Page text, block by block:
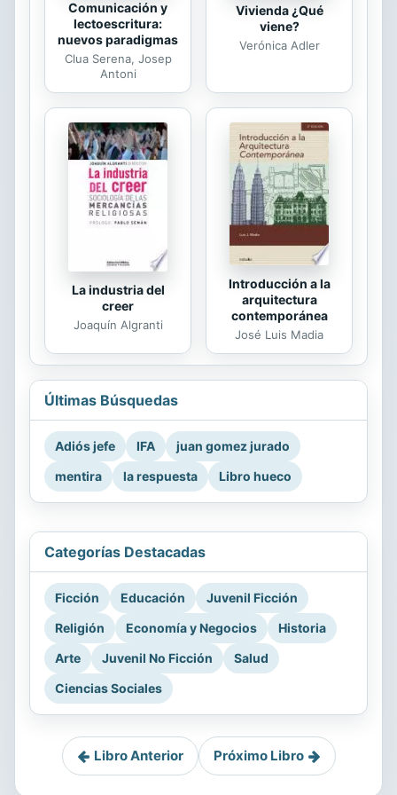
Comunicación y
lectoescritura:
nuevos paradigmas
Clua Serena, Josep
Antoni
Vivienda ¿Qué
viene?
Verónica Adler
La industria del
creer
Joaquín Algranti
Introducción a la
arquitectura
contemporánea
José Luis Madia
Últimas Búsquedas
Adiós jefe IFA
juan gomez jurado
mentira
la respuesta Libro hueco
Categorías Destacadas
Ficción Educación
Juvenil Ficción
Religión
Economía y Negocios
Historia
Arte
Juvenil No Ficción
Salud
Ciencias Sociales
Libro Anterior Próximo Libro